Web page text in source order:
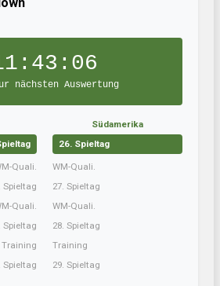
nächsten Auswertung
Quali.
Spieltag
Quali.
Spieltag
Training
Spieltag
Südamerika
26. Spieltag
WM-Quali.
27. Spieltag
WM-Quali.
28. Spieltag
Training
29. Spieltag